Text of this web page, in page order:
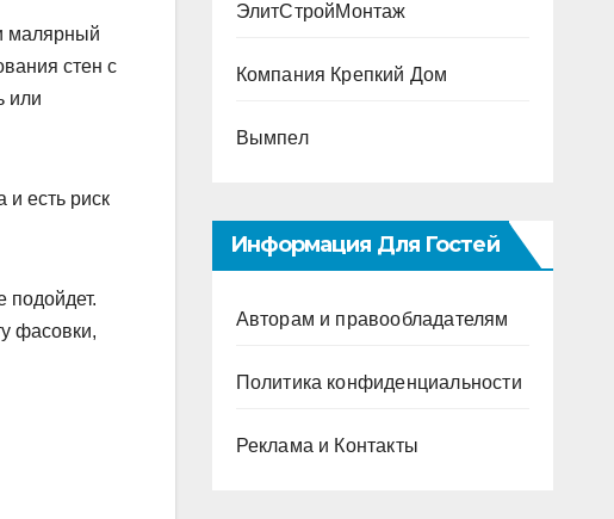
малярный
стен с
или
и есть риск
подойдет.
фасовки,
ЭлитСтройМонтаж
Компания Крепкий Дом
Вымпел
Информация Для Гостей
Авторам и правообладателям
Политика конфиденциальности
Реклама и Контакты